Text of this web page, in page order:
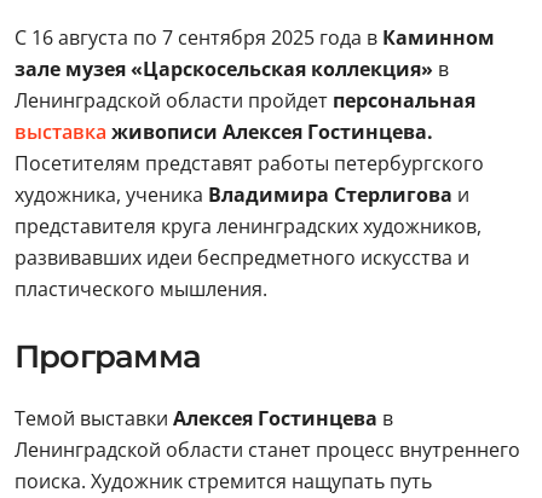
С 16 августа по 7 сентября 2025 года в Каминном
зале музея «Царскосельская коллекция» в
Ленинградской области пройдет персональная
выставка живописи Алексея Гостинцева.
Посетителям представят работы петербургского
художника, ученика Владимира Стерлигова и
представителя круга ленинградских художников,
развивавших идеи беспредметного искусства и
пластического мышления.
Программа
Темой выставки Алексея Гостинцева в
Ленинградской области станет процесс внутреннего
поиска. Художник стремится нащупать путь